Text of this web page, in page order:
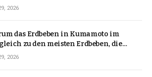
2026
das Erdbeben in Kumamoto im
zu den meisten Erdbeben, die
erschütterten, ungewöhnlich ist
2026